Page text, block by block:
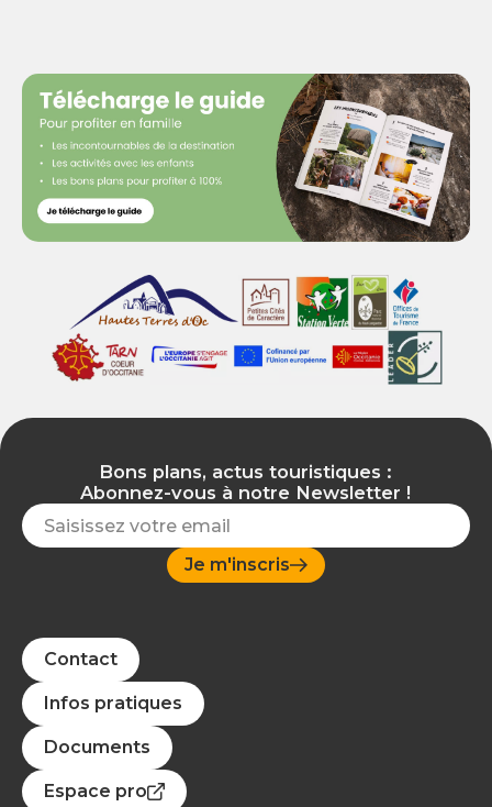
Bons plans, actus touristiques :
Abonnez-vous à notre Newsletter !
Je m'inscris
Contact
Infos pratiques
Documents
Espace pro